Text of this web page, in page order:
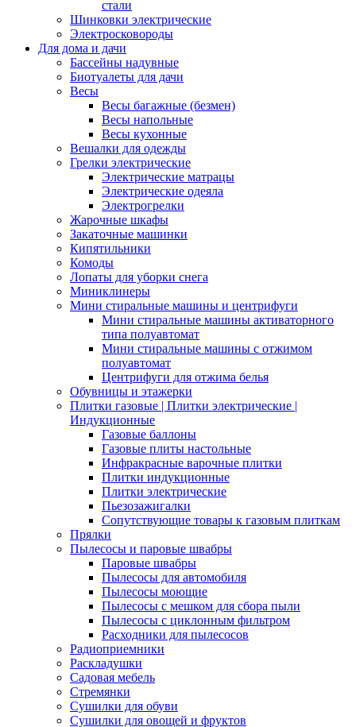
стали
Шинковки электрические
Электросковороды
Для дома и дачи
Бассейны надувные
Биотуалеты для дачи
Весы
Весы багажные (безмен)
Весы напольные
Весы кухонные
Вешалки для одежды
Грелки электрические
Электрические матрацы
Электрические одеяла
Электрогрелки
Жарочные шкафы
Закаточные машинки
Кипятильники
Комоды
Лопаты для уборки снега
Миниклинеры
Мини стиральные машины и центрифуги
Мини стиральные машины активаторного
типа полуавтомат
Мини стиральные машины с отжимом
полуавтомат
Центрифуги для отжима белья
Обувницы и этажерки
Плитки газовые | Плитки электрические |
Индукционные
Газовые баллоны
Газовые плиты настольные
Инфракрасные варочные плитки
Плитки индукционные
Плитки электрические
Пьезозажигалки
Сопутствующие товары к газовым плиткам
Прялки
Пылесосы и паровые швабры
Паровые швабры
Пылесосы для автомобиля
Пылесосы моющие
Пылесосы с мешком для сбора пыли
Пылесосы с циклонным фильтром
Расходники для пылесосов
Радиоприемники
Раскладушки
Садовая мебель
Стремянки
Сушилки для обуви
Сушилки для овощей и фруктов